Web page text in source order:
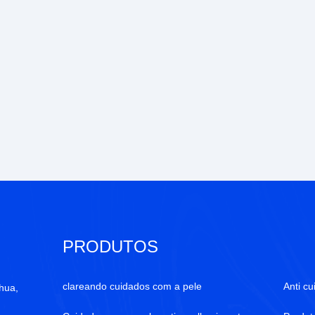
PRODUTOS
clareando cuidados com a pele Anti